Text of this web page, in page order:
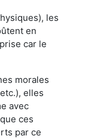
les
en
car le
morales
elles
avec
ces
par ce